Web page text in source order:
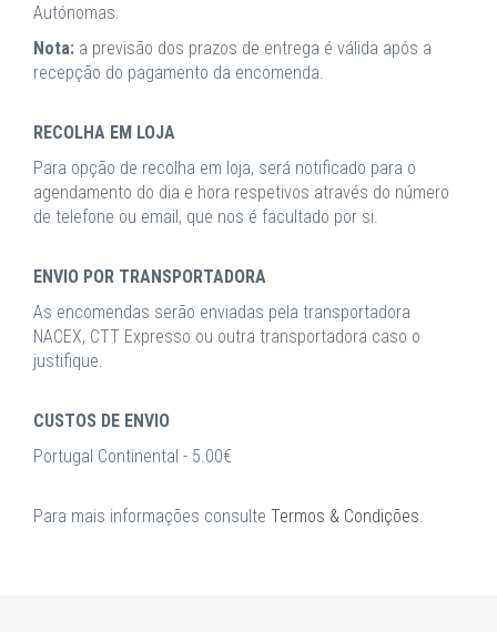
Autónomas.
Nota: a previsão dos prazos de entrega é válida após a
recepção do pagamento da encomenda.
RECOLHA EM LOJA
Para opção de recolha em loja, será notificado para o
agendamento do dia e hora respetivos através do número
de telefone ou email, que nos é facultado por si.
ENVIO POR TRANSPORTADORA
As encomendas serão enviadas pela transportadora
NACEX, CTT Expresso ou outra transportadora caso o
justifique.
CUSTOS DE ENVIO
Portugal Continental - 5.00€
Para mais informações consulte Termos & Condições.